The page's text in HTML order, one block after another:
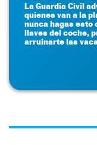
La Guardia Civil
quienes van a la
nunca hagas esto
llaves del coche,
arruinarte las